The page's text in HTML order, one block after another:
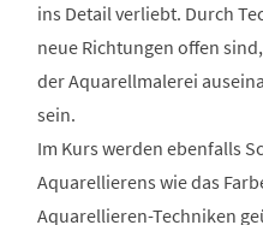
ins Detail verliebt. Durch
neue Richtungen offen
der Aquarellmalerei
sein.
Im Kurs werden ebenfalls
Aquarellierens wie das
Aquarellieren-Techniken